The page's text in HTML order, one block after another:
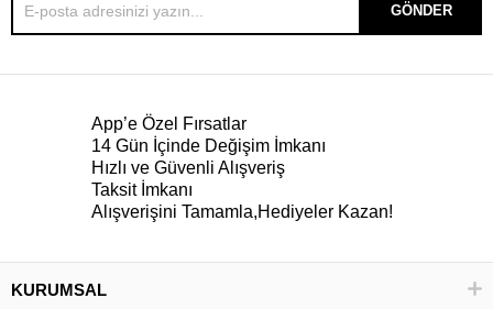
GÖNDER
App’e Özel Fırsatlar
14 Gün İçinde Değişim İmkanı
Hızlı ve Güvenli Alışveriş
Taksit İmkanı
Alışverişini Tamamla,Hediyeler Kazan!
KURUMSAL